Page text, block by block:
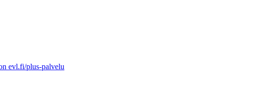
evl.fi/plus-palvelu